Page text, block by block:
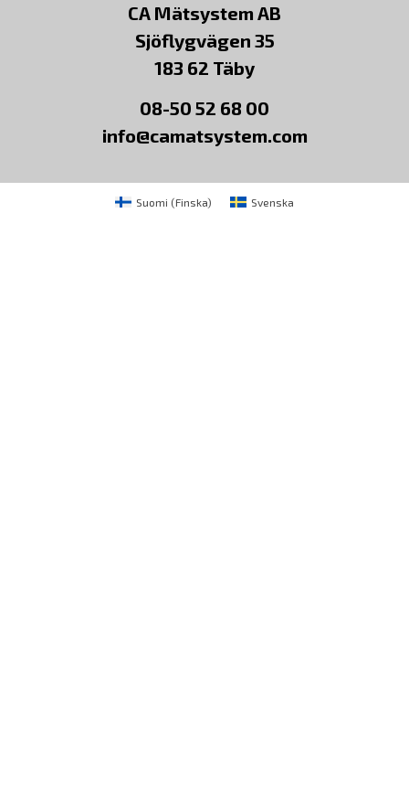
CA Mätsystem AB
Sjöflygvägen 35
183 62 Täby
08-50 52 68 00
info@camatsystem.com
Suomi (Finska) Svenska